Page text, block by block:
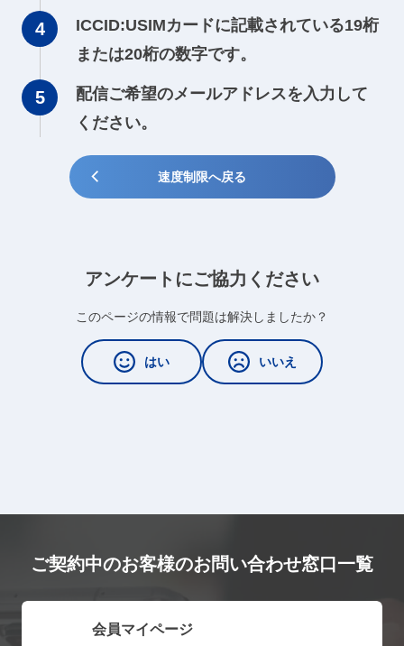
ICCID:USIMカードに記載されている19桁
または20桁の数字です。
配信ご希望のメールアドレスを入力して
ください。
速度制限へ戻る
アンケートにご協力ください
このページの情報で問題は解決しましたか？
はい いいえ
ご契約中のお客様のお問い合わせ窓口一覧
会員マイページ